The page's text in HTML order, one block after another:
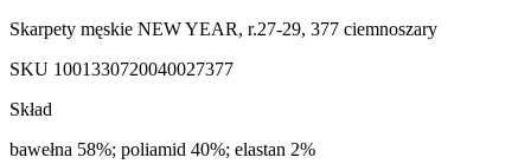
Skarpety męskie NEW YEAR, r.27-29, 377 ciemnoszary
SKU 1001330720040027377
Skład
bawełna 58%; poliamid 40%; elastan 2%